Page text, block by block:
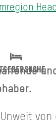
Head